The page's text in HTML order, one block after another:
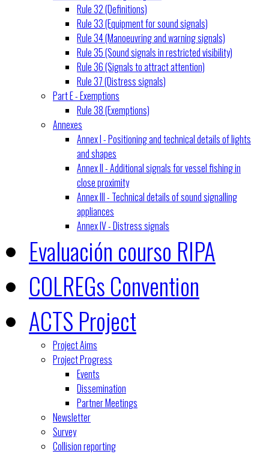
Rule 32 (Definitions)
Rule 33 (Equipment for sound signals)
Rule 34 (Manoeuvring and warning signals)
Rule 35 (Sound signals in restricted visibility)
Rule 36 (Signals to attract attention)
Rule 37 (Distress signals)
Part E - Exemptions
Rule 38 (Exemptions)
Annexes
Annex I - Positioning and technical details of lights
and shapes
Annex II - Additional signals for vessel fishing in
close proximity
Annex III - Technical details of sound signalling
appliances
Annex IV - Distress signals
Evaluación courso RIPA
COLREGs Convention
ACTS Project
Project Aims
Project Progress
Events
Dissemination
Partner Meetings
Newsletter
Survey
Collision reporting